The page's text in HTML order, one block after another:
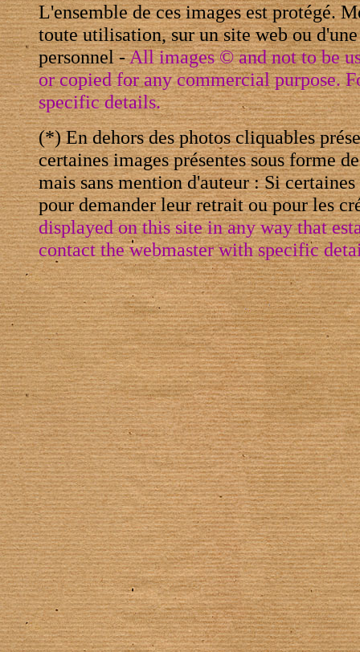
L'ensemble de ces images est protégé.
toute utilisation, sur un site web ou
personnel -All images © and not to be
or copied for any commercial purpose.
specific details.
(*) En dehors des photos cliquables
certaines images présentes sous forme
mais sans mention d'auteur : Si
pour demander leur retrait ou pour les
displayed on this site in any way that
contact the webmaster with specific